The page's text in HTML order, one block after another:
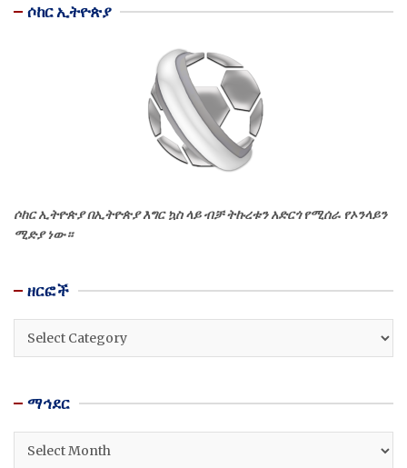
ሶከር ኢትዮጵያ
ሶከር ኢትዮጵያ በኢትዮጵያ እግር ኳስ ላይ ብቻ ትኩረቱን አድርጎ የሚሰራ የኦንላይን
ሚድያ ነው።
ዘርፎች
ዘርፎች
ማኅደር
ማኅደር